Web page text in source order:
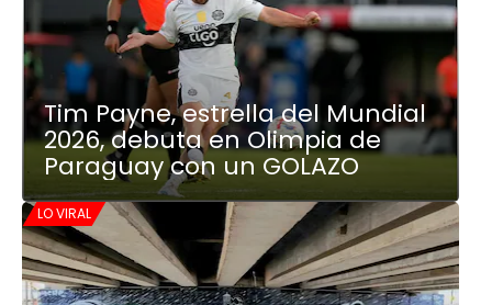
Tim Payne, estrella del Mundial
2026, debuta en Olimpia de
Paraguay con un GOLAZO
LO VIRAL